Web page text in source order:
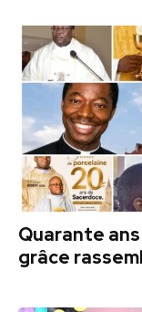
Quarante
grâce